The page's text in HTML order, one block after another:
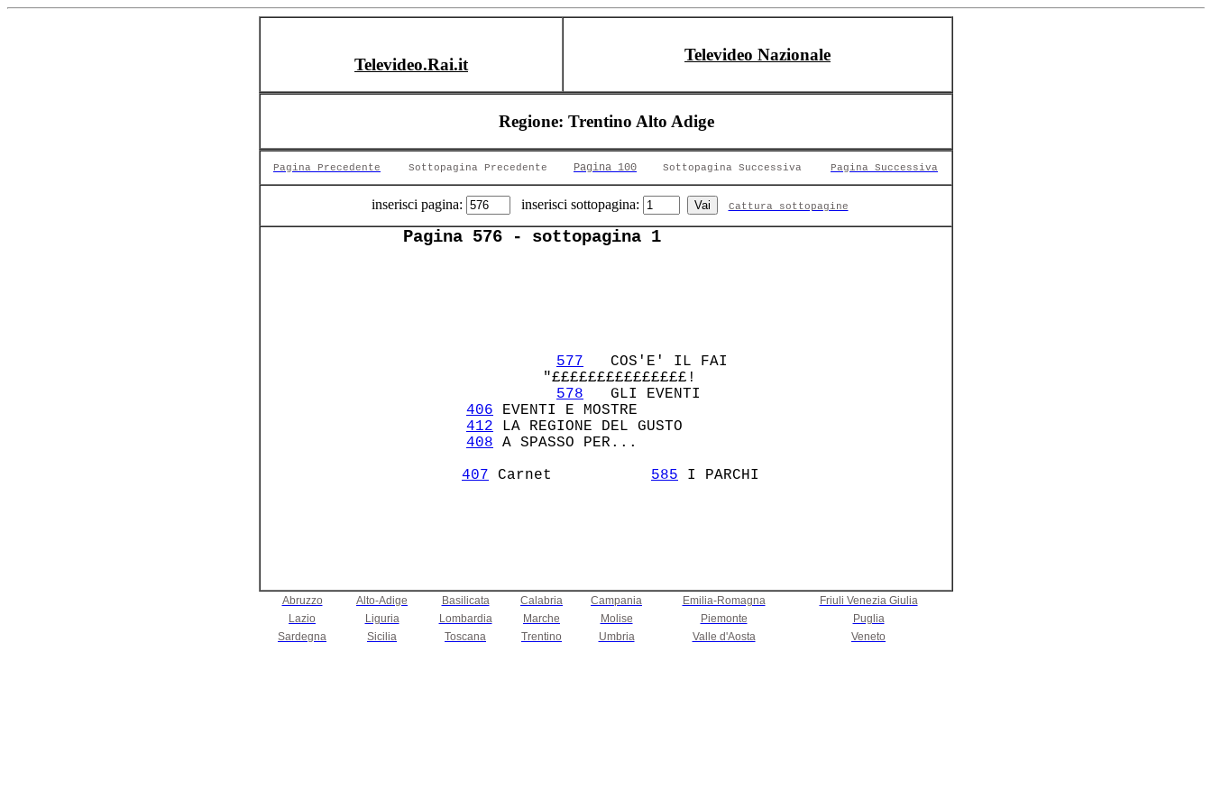
Televideo.Rai.it
Televideo Nazionale
Regione: Trentino Alto Adige
Pagina Precedente Sottopagina Precedente Pagina 100 Sottopagina Successiva Pagina Successiva
inserisci pagina: inserisci sottopagina: Cattura sottopagine
Pagina 576 - sottopagina 1
577
   COS'E' IL FAI
             "£££££££££££££££!
578
   GLI EVENTI
406 EVENTI E MOSTRE
412 LA REGIONE DEL GUSTO
408 A SPASSO PER...
407 Carnet 585
Abruzzo Alto-Adige Basilicata Calabria Campania Emilia-Romagna
Friuli Venezia Giulia
Lazio
Liguria Lombardia Marche Molise Piemonte
Puglia
Sardegna
Sicilia Toscana Trentino Umbria Valle d'Aosta Veneto